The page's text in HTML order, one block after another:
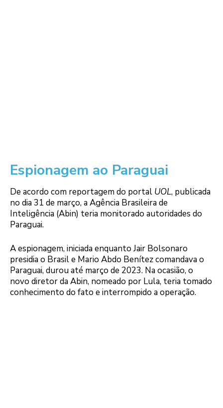
Espionagem ao Paraguai
De acordo com reportagem do portal UOL, publicada
no dia 31 de março, a Agência Brasileira de
Inteligência (Abin) teria monitorado autoridades do
Paraguai.
A espionagem, iniciada enquanto Jair Bolsonaro
presidia o Brasil e Mario Abdo Benítez comandava o
Paraguai, durou até março de 2023. Na ocasião, o
novo diretor da Abin, nomeado por Lula, teria tomado
conhecimento do fato e interrompido a operação.